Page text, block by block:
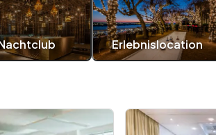
Erlebnislocation